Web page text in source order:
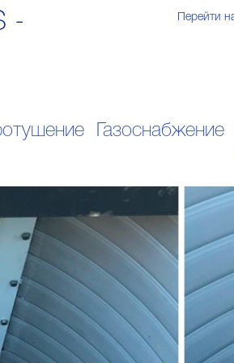
-
Газоснабжение
Перейти